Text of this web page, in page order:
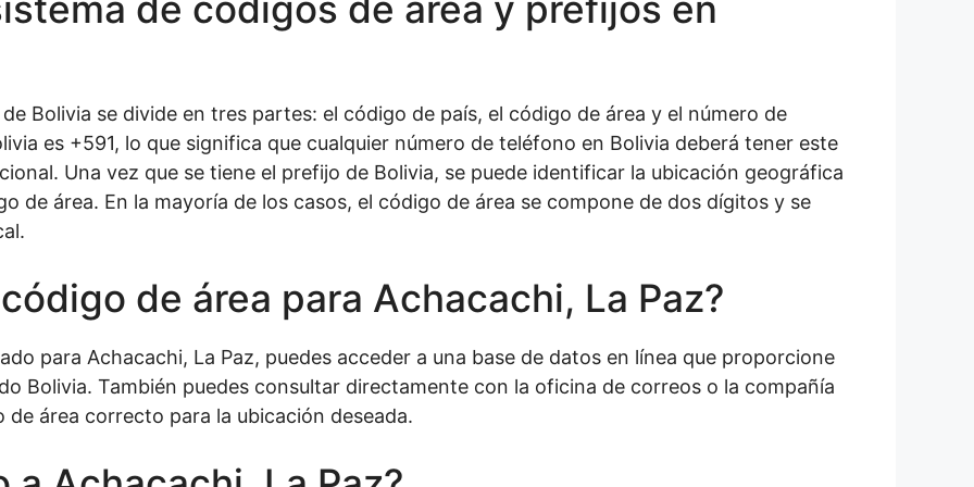
Bolivia se divide en tres partes: el código de país, el código de área y el número de
es +591, lo que significa que cualquier número de teléfono en Bolivia deberá tener este
Una vez que se tiene el prefijo de Bolivia, se puede identificar la ubicación geográfica
de área. En la mayoría de los casos, el código de área se compone de dos dígitos y se
de área para Achacachi, La Paz?
para Achacachi, La Paz, puedes acceder a una base de datos en línea que proporcione
Bolivia. También puedes consultar directamente con la oficina de correos o la compañía
área correcto para la ubicación deseada.